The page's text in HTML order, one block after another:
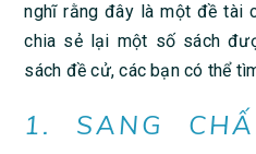
nghĩ rằng đây là một đề tài
chia sẻ lại một số sách
sách đề cử, các bạn có thể
1. SANG